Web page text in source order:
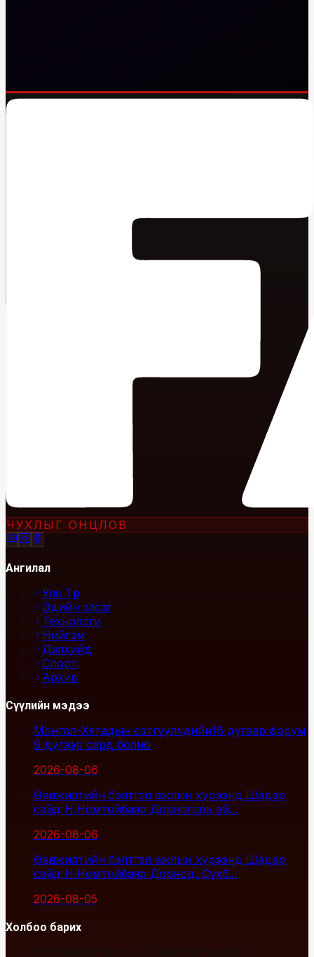
ЧУХЛЫГ ОНЦЛОВ
Ангилал
Улс Төр
Эдийн засаг
Технологи
Нийгэм
Дэлхийд
Спорт
Архив
Сүүлийн мэдээ
Монгол-Хятадын сэтгүүлчдийн16 дугаар форум
9 дүгээр сард болно
2026-08-06
Өвөлжилтийн бэлтгэл ажлын хүрээнд Шадар
сайд Н.Номтойбаяр Дорноговь ай...
2026-08-06
Өвөлжилтийн бэлтгэл ажлын хүрээнд Шадар
сайд Н.Номтойбаяр Дорнод, Сүхб...
2026-08-05
Холбоо барих